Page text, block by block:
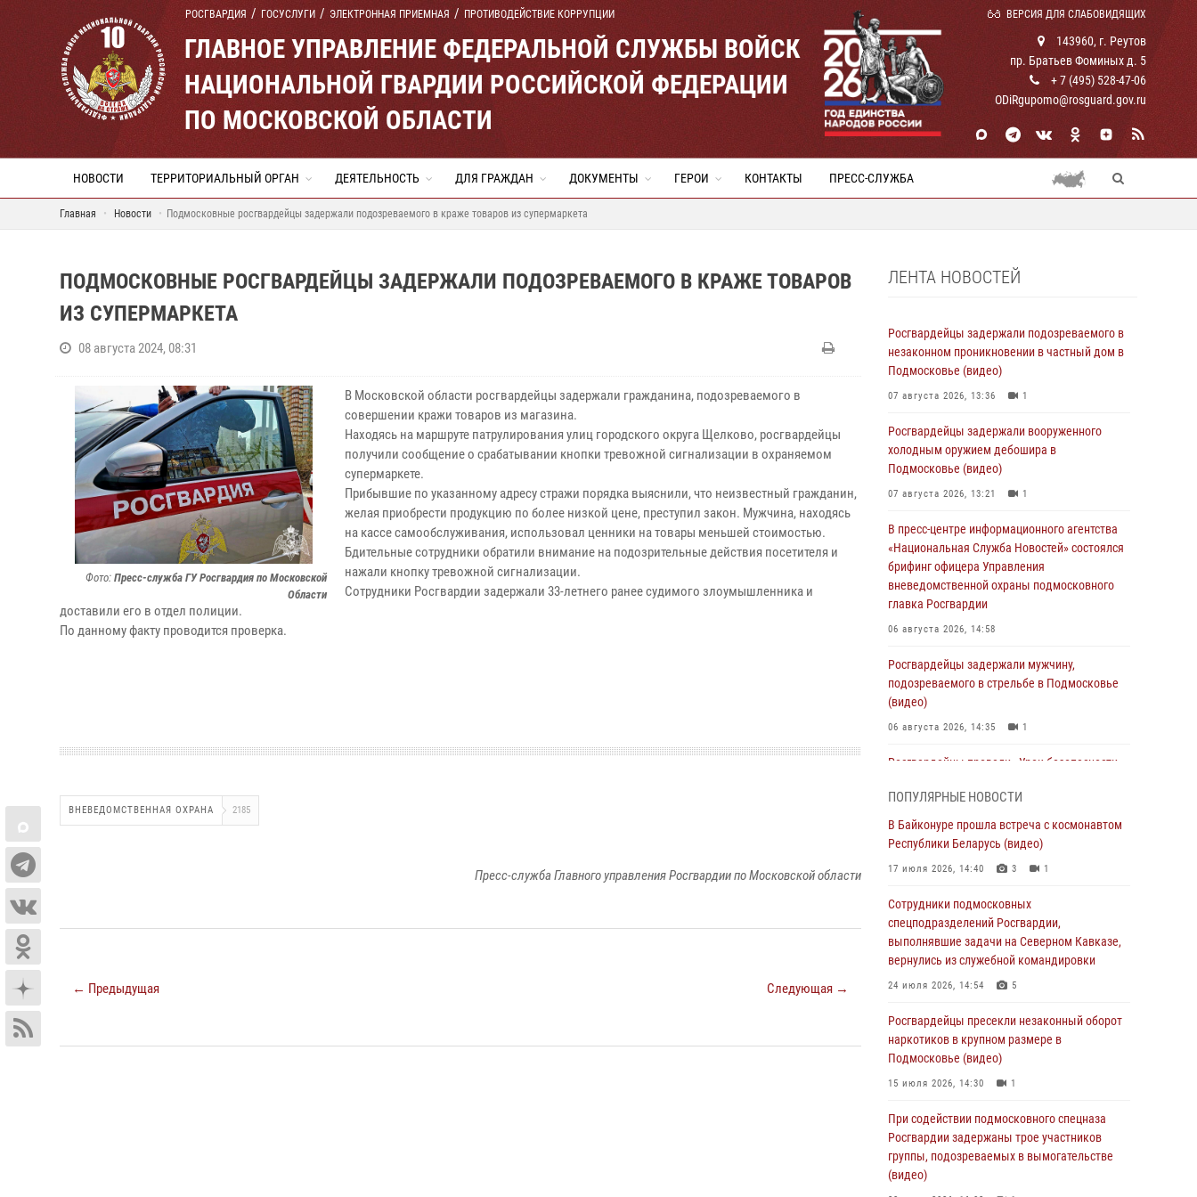
РОСГВАРДИЯ ГОСУСЛУГИ ЭЛЕКТРОННАЯ ПРИЕМНАЯ ПРОТИВОДЕЙСТВИЕ КОРРУПЦИИ ВЕРСИЯ ДЛЯ СЛАБОВИДЯЩИХ
ГЛАВНОЕ УПРАВЛЕНИЕ ФЕДЕРАЛЬНОЙ СЛУЖБЫ ВОЙСК
НАЦИОНАЛЬНОЙ ГВАРДИИ РОССИЙСКОЙ ФЕДЕРАЦИИ
ПО МОСКОВСКОЙ ОБЛАСТИ
143960, г. Реутов
пр. Братьев Фоминых д. 5
+ 7 (495) 528-47-06
ODiRgupomo@rosguard.gov.ru
НОВОСТИ ТЕРРИТОРИАЛЬНЫЙ ОРГАН ДЕЯТЕЛЬНОСТЬ ДЛЯ ГРАЖДАН ДОКУМЕНТЫ ГЕРОИ КОНТАКТЫ ПРЕСС-СЛУЖБА
Главная Новости Подмосковные росгвардейцы задержали подозреваемого в краже товаров из супермаркета
ПОДМОСКОВНЫЕ РОСГВАРДЕЙЦЫ ЗАДЕРЖАЛИ ПОДОЗРЕВАЕМОГО В КРАЖЕ ТОВАРОВ
ИЗ СУПЕРМАРКЕТА
08 августа 2024, 08:31
Фото: Пресс-служба ГУ Росгвардия по Московской
Области
В Московской области росгвардейцы задержали гражданина, подозреваемого в
совершении кражи товаров из магазина.
Находясь на маршруте патрулирования улиц городского округа Щелково, росгвардейцы
получили сообщение о срабатывании кнопки тревожной сигнализации в охраняемом
супермаркете.
Прибывшие по указанному адресу стражи порядка выяснили, что неизвестный гражданин,
желая приобрести продукцию по более низкой цене, преступил закон. Мужчина, находясь
на кассе самообслуживания, использовал ценники на товары меньшей стоимостью.
Бдительные сотрудники обратили внимание на подозрительные действия посетителя и
нажали кнопку тревожной сигнализации.
Сотрудники Росгвардии задержали 33-летнего ранее судимого злоумышленника и
доставили его в отдел полиции.
По данному факту проводится проверка.
ВНЕВЕДОМСТВЕННАЯ ОХРАНА 2185
Пресс-служба Главного управления Росгвардии по Московской области
← Предыдущая Следующая →
ЛЕНТА НОВОСТЕЙ
Росгвардейцы задержали подозреваемого в
незаконном проникновении в частный дом в
Подмосковье (видео)
07 августа 2026, 13:36 1
Росгвардейцы задержали вооруженного
холодным оружием дебошира в
Подмосковье (видео)
07 августа 2026, 13:21 1
В пресс-центре информационного агентства
«Национальная Служба Новостей» состоялся
брифинг офицера Управления
вневедомственной охраны подмосковного
главка Росгвардии
06 августа 2026, 14:58
Росгвардейцы задержали мужчину,
подозреваемого в стрельбе в Подмосковье
(видео)
06 августа 2026, 14:35 1
Росгвардейцы провели «Урок безопасности»
При содействии подмосковного спецназа
Росгвардии задержаны подозреваемые в
изготовлении поддельных документов
05 августа 2026, 15:48 1
Сотрудники спецподразделения
отработали навыки огневой подготовки на
04 августа 2026, 12:21
выезжали по сигналам «Тревога» с
охраняемых объектов в Подмосковье
04 августа 2026, 12:15
ПОПУЛЯРНЫЕ НОВОСТИ
В Байконуре прошла встреча с космонавтом
Республики Беларусь (видео)
17 июля 2026, 14:40 3 1
Сотрудники подмосковных
спецподразделений Росгвардии,
выполнявшие задачи на Северном Кавказе,
вернулись из служебной командировки
24 июля 2026, 14:54 5
Росгвардейцы пресекли незаконный оборот
наркотиков в крупном размере в
Подмосковье (видео)
15 июля 2026, 14:30 1
При содействии подмосковного спецназа
Росгвардии задержаны трое участников
группы, подозреваемых в вымогательстве
(видео)